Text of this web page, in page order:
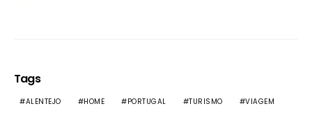
Tags
ALENTEJO HOME PORTUGAL TURISMO VIAGEM